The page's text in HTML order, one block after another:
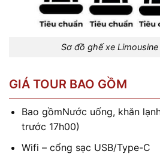
Sơ đồ ghế xe
GIÁ TOUR BAO GỒM
Bao gồmNước uống, khăn
trước 17h00)
Wifi – cổng sạc USB/Type-C